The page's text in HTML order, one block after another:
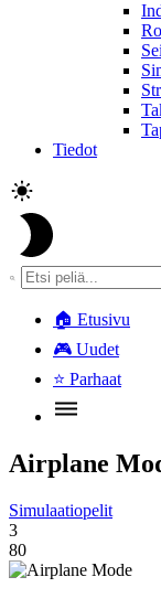
Tiedot
🏠 Etusivu
🎮 Uudet
⭐ Parhaat
Airplane
Simulaatiopelit
3
80